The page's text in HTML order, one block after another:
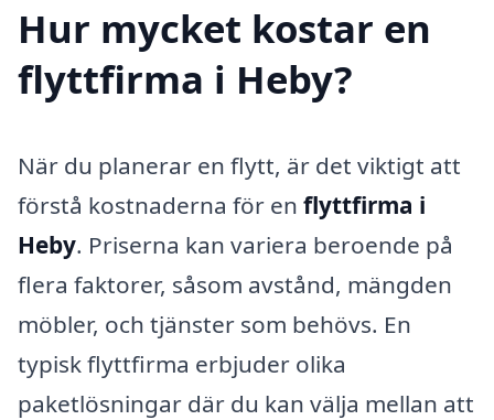
Hur mycket kostar en
flyttfirma i Heby?
När du planerar en flytt, är det viktigt att
förstå kostnaderna för en flyttfirma i
Heby. Priserna kan variera beroende på
flera faktorer, såsom avstånd, mängden
möbler, och tjänster som behövs. En
typisk flyttfirma erbjuder olika
paketlösningar där du kan välja mellan att